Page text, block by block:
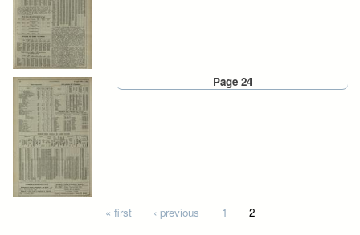
Page 24
« first ‹ previous 1 2